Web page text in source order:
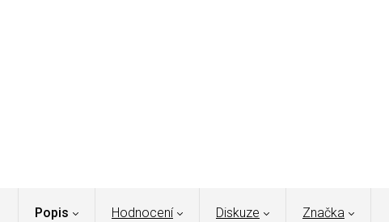
Popis Hodnocení Diskuze Značka